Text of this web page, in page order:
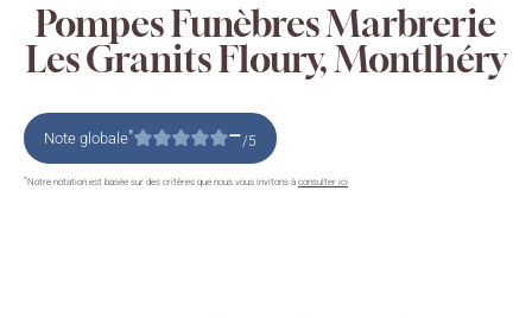
Pompes Funèbres Marbrerie
Les Granits Floury, Montlhéry
Note globale* –/5
*Notre notation est basée sur des critères que nous vous invitons à consulter ici